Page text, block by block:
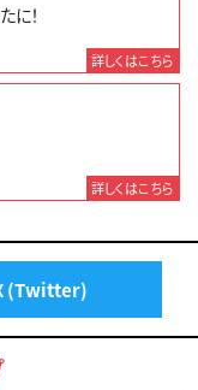
に！
詳しくはこちら
詳しくはこちら
X (Twitter)